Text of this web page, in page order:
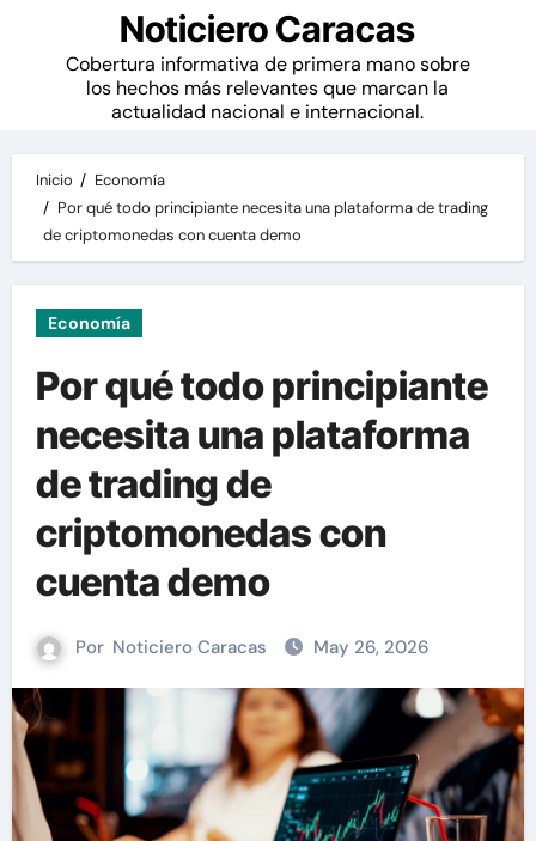
Noticiero Caracas
Cobertura informativa de primera mano sobre
los hechos más relevantes que marcan la
actualidad nacional e internacional.
Inicio
Economía
Por qué todo principiante necesita una plataforma de trading
de criptomonedas con cuenta demo
Economía
Por qué todo principiante
necesita una plataforma
de trading de
criptomonedas con
cuenta demo
Por Noticiero Caracas May 26, 2026